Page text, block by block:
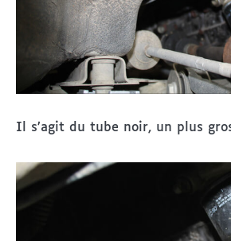
Il s’agit du tube noir, un plus